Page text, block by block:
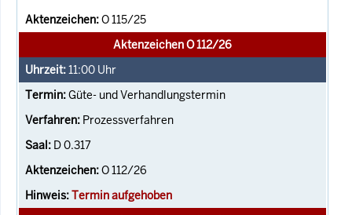
O 115/25
Aktenzeichen O 112/26
11:00 Uhr
Güte- und Verhandlungstermin
Prozessverfahren
D 0.317
O 112/26
Termin aufgehoben